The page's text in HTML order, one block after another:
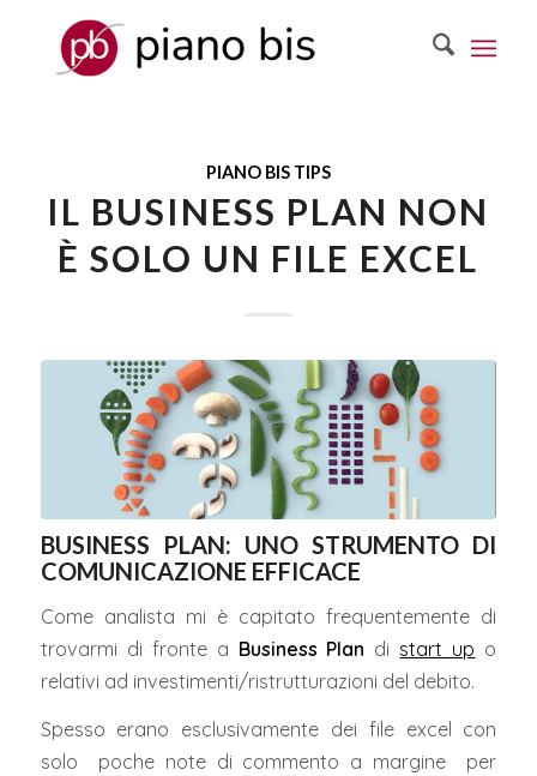
PIANO BIS TIPS
IL BUSINESS PLAN NON
È SOLO UN FILE EXCEL
BUSINESS PLAN: UNO STRUMENTO DI
COMUNICAZIONE EFFICACE
Come analista mi è capitato frequentemente di
trovarmi di fronte a Business Plan di start up o
relativi ad investimenti/ristrutturazioni del debito.
Spesso erano esclusivamente dei file excel con
solo poche note di commento a margine per